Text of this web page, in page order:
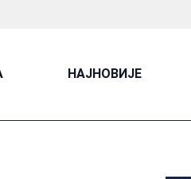
НАЈНОВИЈЕ